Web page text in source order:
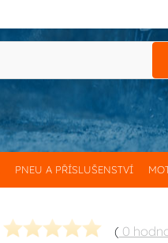
PNEU A PŘÍSLUŠENSTVÍ
( 0